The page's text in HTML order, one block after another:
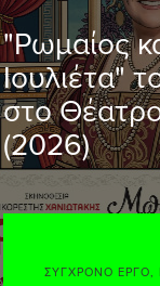
"Ρωμαίος
Ιουλιέτα"
στο
(2026)
ΣΎΓΧΡΟΝΟ ΈΡΓΟ